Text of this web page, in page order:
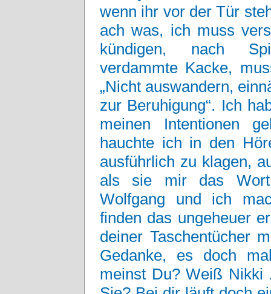
wenn ihr vor der Tür
ach was, ich muss
kündigen, nach
verdammte Kacke,
„Nicht auswandern,
zur Beruhigung“. Ich
meinen Intentionen
hauchte ich in den
ausführlich zu klagen,
als sie mir das Wort
Wolfgang und ich
finden das ungeheuer
deiner Taschentücher
Gedanke, es doch
meinst Du? Weiß Nikki